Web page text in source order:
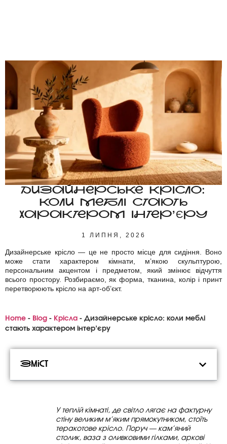
Home - Blog - Крісла - Дизайнерське крісло: коли меблі
стають характером інтер’єру
ДИЗАЙНЕРСЬКЕ КРІСЛО:
КОЛИ МЕБЛІ СТАЮТЬ
ХАРАКТЕРОМ ІНТЕР’ЄРУ
1 ЛИПНЯ, 2026
Дизайнерське крісло — це не просто місце для сидіння. Воно
може стати характером кімнати, м’якою скульптурою,
персональним акцентом і предметом, який змінює відчуття
всього простору. Розбираємо, як форма, тканина, колір і принт
перетворюють крісло на арт-об’єкт.
Зміст
У теплій кімнаті, де світло лягає на фактурну
стіну великим м’яким прямокутником, стоїть
теракотове крісло. Поруч — кам’яний
столик, ваза з оливковими гілками, аркові